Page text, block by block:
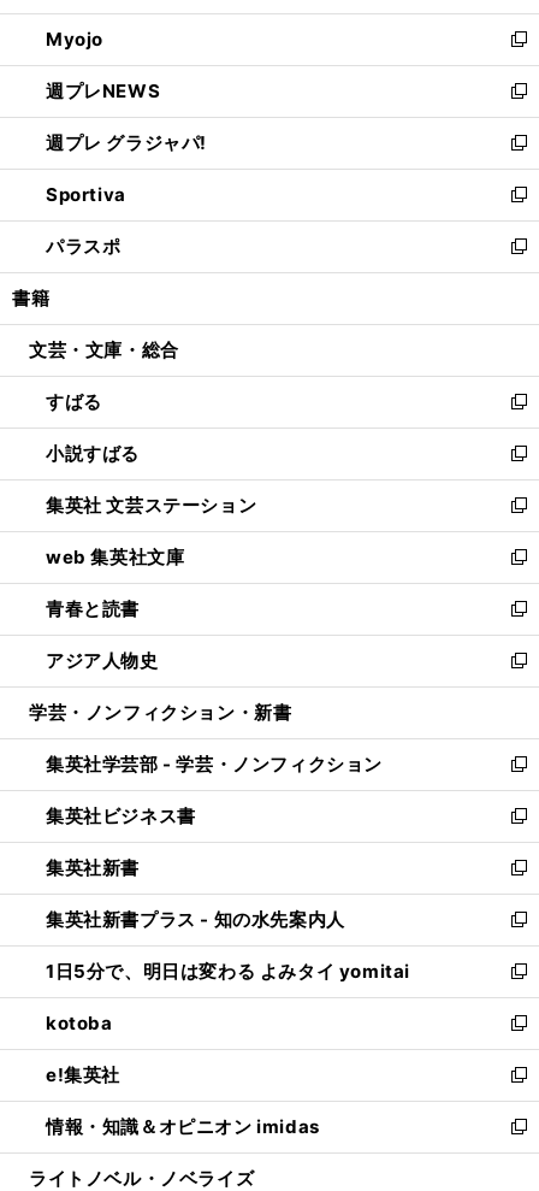
開
く
ウ
で
開
く
ン
ド
ウ
で
開
く
ウ
ィ
ン
ド
ウ
で
開
く
Myojo
新
し
い
ウ
ィ
ン
ド
ウ
で
開
週プレNEWS
新
し
い
ウ
ィ
ン
ド
ウ
開
週プレ グラジャパ!
新
し
い
ウ
ィ
ン
ウ
開
く
Sportiva
新
し
い
ウ
ン
ウ
で
開
く
パラスポ
新
し
ウ
ン
ド
ウ
で
開
く
書籍
文芸・文庫・総合
すばる
新
し
い
ウ
ィ
ン
ド
ウ
で
開
く
小説すばる
新
し
い
ウ
ィ
ン
ド
ウ
で
開
集英社 文芸ステーション
新
し
い
ウ
ィ
ン
ド
ウ
開
く
web 集英社文庫
新
し
い
ウ
ィ
ン
ウ
で
開
く
青春と読書
新
し
い
ウ
ン
ド
ウ
で
開
く
アジア人物史
新
し
ウ
ィ
ン
ド
ウ
で
開
く
学芸・ノンフィクション・新書
集英社学芸部 - 学芸・ノンフィクション
新
し
い
ウ
ィ
ン
ド
ウ
で
開
く
集英社ビジネス書
新
し
い
ウ
ィ
ン
ド
ウ
で
開
く
集英社新書
新
し
い
ウ
ィ
ン
ド
ウ
で
開
く
集英社新書プラス - 知の水先案内人
新
し
い
ウ
ィ
ン
ド
ウ
で
開
1日5分で、明日は変わる よみタイ yomitai
新
し
い
ウ
ィ
ン
ド
ウ
kotoba
新
し
い
ウ
ィ
ン
e!集英社
新
し
い
ウ
情報・知識＆オピニオン imidas
新
し
ライトノベル・ノベライズ